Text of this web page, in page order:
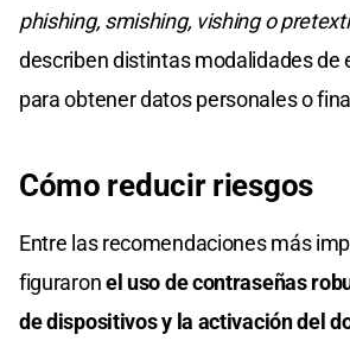
phishing, smishing, vishing o
describen distintas modalidades de
para obtener datos personales o
Cómo reducir riesgos
Entre las recomendaciones más
figuraronel uso de contraseñas
de dispositivos y la activación del